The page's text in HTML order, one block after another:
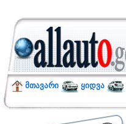
მთავარი ყიდვა